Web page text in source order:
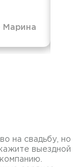
Марина
на свадьбу, но
выездной